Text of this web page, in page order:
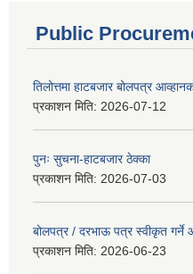
Public
तिलोत्तमा हाटबजार बोलपत्र
प्रकाशन मिति: 2026-07-12
पुनः सुचना-हाटबजार ठेक्का
प्रकाशन मिति: 2026-07-03
बोलपत्र / दरभाऊ पत्र स्वीकृत
प्रकाशन मिति: 2026-06-23